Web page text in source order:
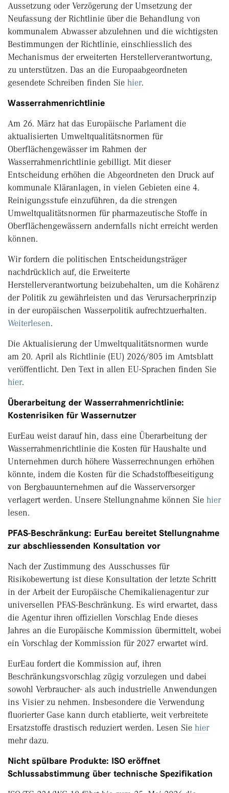
Aussetzung oder Verzögerung der Umsetzung der
Neufassung der Richtlinie über die Behandlung von
kommunalem Abwasser abzulehnen und die wichtigsten
Bestimmungen der Richtlinie, einschliesslich des
Mechanismus der erweiterten Herstellerverantwortung,
zu unterstützen. Das an die Europaabgeordneten
gesendete Schreiben finden Sie hier.
Wasserrahmenrichtlinie
Am 26. März hat das Europäische Parlament die
aktualisierten Umweltqualitätsnormen für
Oberflächengewässer im Rahmen der
Wasserrahmenrichtlinie gebilligt. Mit dieser
Entscheidung erhöhen die Abgeordneten den Druck auf
kommunale Kläranlagen, in vielen Gebieten eine 4.
Reinigungsstufe einzuführen, da die strengen
Umweltqualitätsnormen für pharmazeutische Stoffe in
Oberflächengewässern andernfalls nicht erreicht werden
können.
Wir fordern die politischen Entscheidungsträger
nachdrücklich auf, die Erweiterte
Herstellerverantwortung beizubehalten, um die Kohärenz
der Politik zu gewährleisten und das Verursacherprinzip
in der europäischen Wasserpolitik aufrechtzuerhalten.
Weiterlesen.
Die Aktualisierung der Umweltqualitätsnormen wurde
am 20. April als Richtlinie (EU) 2026/805 im Amtsblatt
veröffentlicht. Den Text in allen EU-Sprachen finden Sie
hier.
Überarbeitung der Wasserrahmenrichtlinie:
Kostenrisiken für Wassernutzer
EurEau weist darauf hin, dass eine Überarbeitung der
Wasserrahmenrichtlinie die Kosten für Haushalte und
Unternehmen durch höhere Wasserrechnungen erhöhen
könnte, indem die Kosten für die Schadstoffbeseitigung
von Bergbauunternehmen auf die Wasserversorger
verlagert werden. Unsere Stellungnahme können Sie hier
lesen.
PFAS-Beschränkung: EurEau bereitet Stellungnahme
zur abschliessenden Konsultation vor
Nach der Zustimmung des Ausschusses für
Risikobewertung ist diese Konsultation der letzte Schritt
in der Arbeit der Europäische Chemikalienagentur zur
universellen PFAS-Beschränkung. Es wird erwartet, dass
die Agentur ihren offiziellen Vorschlag Ende dieses
Jahres an die Europäische Kommission übermittelt, wobei
ein Vorschlag der Kommission für 2027 erwartet wird.
EurEau fordert die Kommission auf, ihren
Beschränkungsvorschlag zügig vorzulegen und dabei
sowohl Verbraucher- als auch industrielle Anwendungen
ins Visier zu nehmen. Insbesondere die Verwendung
fluorierter Gase kann durch etablierte, weit verbreitete
Ersatzstoffe drastisch reduziert werden. Lesen Sie hier
mehr dazu.
Nicht spülbare Produkte: ISO eröffnet
Schlussabstimmung über technische Spezifikation